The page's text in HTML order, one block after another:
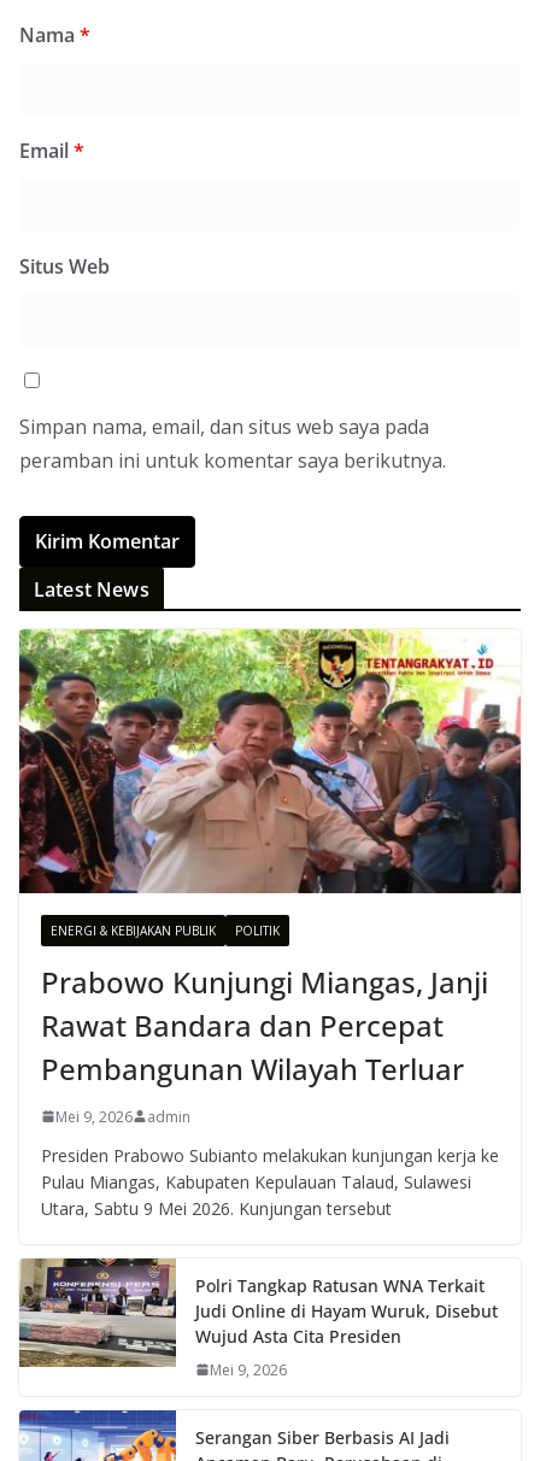
Nama *
Email*
Situs Web
Simpan nama, email, dan situs web saya pada
peramban ini untuk komentar saya berikutnya.
Latest News
ENERGI & KEBIJAKAN PUBLIK POLITIK
Prabowo Kunjungi Miangas, Janji
Rawat Bandara dan Percepat
Pembangunan Wilayah Terluar
Mei 9, 2026 admin
Presiden Prabowo Subianto melakukan kunjungan kerja ke
Pulau Miangas, Kabupaten Kepulauan Talaud, Sulawesi
Utara, Sabtu 9 Mei 2026. Kunjungan tersebut
Polri Tangkap Ratusan WNA Terkait
Judi Online di Hayam Wuruk, Disebut
Wujud Asta Cita Presiden
Mei 9, 2026
Serangan Siber Berbasis AI Jadi